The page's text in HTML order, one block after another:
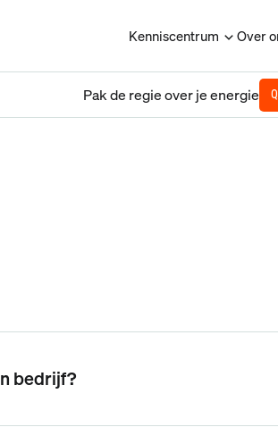
Kenniscentrum Over
Pak de regie over je energie
bedrijf?